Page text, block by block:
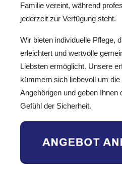
Familie vereint, während
jederzeit zur Verfügung steht.
Wir bieten individuelle Pflege,
erleichtert und wertvolle
Liebsten ermöglicht. Unsere
kümmern sich liebevoll um
Angehörigen und geben Ihnen
Gefühl der Sicherheit.